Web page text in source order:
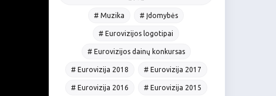
# Muzika # Įdomybės
# Eurovizijos logotipai
# Eurovizijos dainų konkursas
# Eurovizija 2018 # Eurovizija 2017
# Eurovizija 2016 # Eurovizija 2015